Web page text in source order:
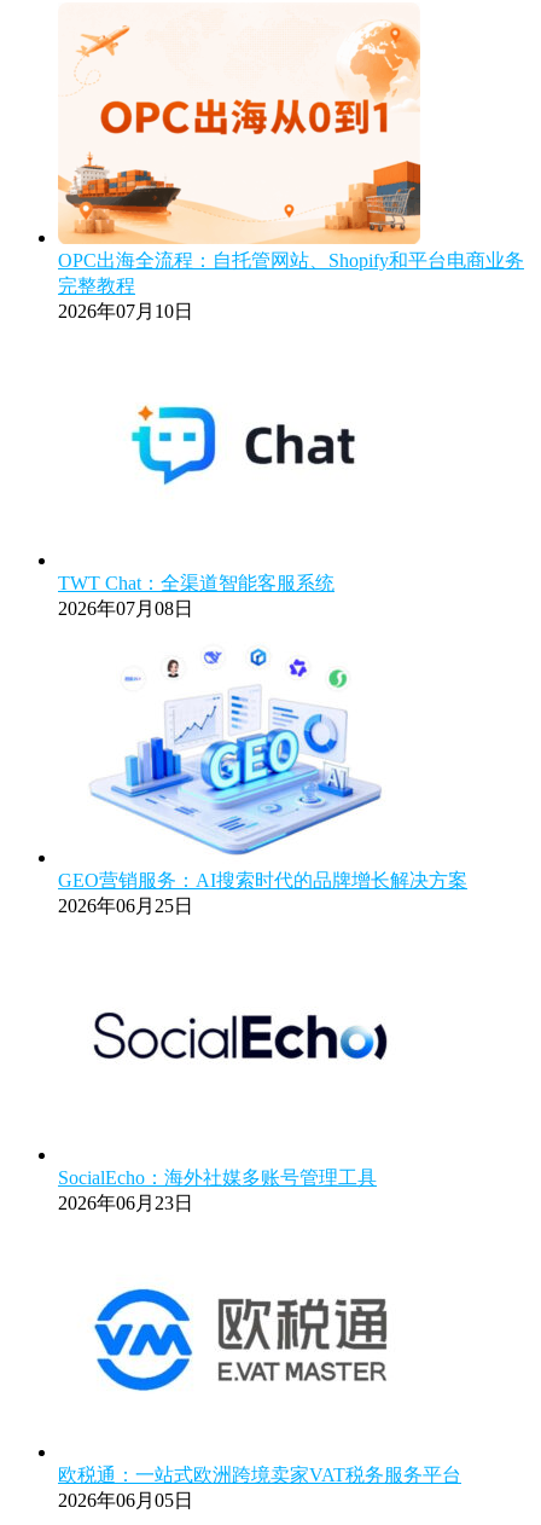
OPC出海全流程：自托管网站、Shopify和平台电商业务
完整教程
2026年07月10日
TWT Chat：全渠道智能客服系统
2026年07月08日
GEO营销服务：AI搜索时代的品牌增长解决方案
2026年06月25日
SocialEcho：海外社媒多账号管理工具
2026年06月23日
欧税通：一站式欧洲跨境卖家VAT税务服务平台
2026年06月05日